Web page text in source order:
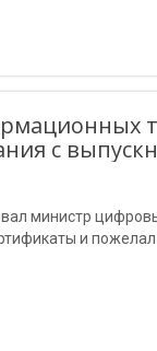
с
министр
и